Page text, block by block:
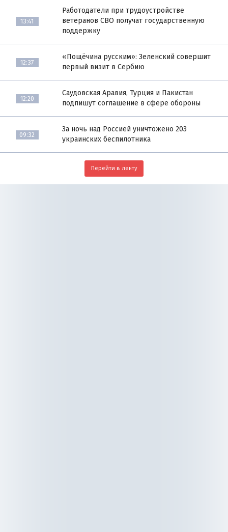
13:41
Работодатели при трудоустройстве
ветеранов СВО получат государственную
поддержку
12:37
«Пощёчина русским»: Зеленский совершит
первый визит в Сербию
12:20
Саудовская Аравия, Турция и Пакистан
подпишут соглашение в сфере обороны
09:32
За ночь над Россией уничтожено 203
украинских беспилотника
Перейти в ленту